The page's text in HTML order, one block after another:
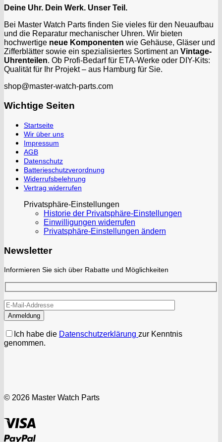
Deine Uhr. Dein Werk. Unser Teil.
Bei Master Watch Parts finden Sie vieles für den Neuaufbau
und die Reparatur mechanischer Uhren. Wir bieten
hochwertige neue Komponenten wie Gehäuse, Gläser und
Zifferblätter sowie ein spezialisiertes Sortiment an Vintage-
Uhrenteilen. Ob Profi-Bedarf für ETA-Werke oder DIY-Kits:
Qualität für Ihr Projekt – aus Hamburg für Sie.
shop@master-watch-parts.com
Wichtige Seiten
Startseite
Wir über uns
Impressum
AGB
Datenschutz
Batterieschutzverordnung
Widerrufsbelehrung
Vertrag widerrufen
Privatsphäre-Einstellungen
Historie der Privatsphäre-Einstellungen
Einwilligungen widerrufen
Privatsphäre-Einstellungen ändern
Newsletter
Informieren Sie sich über Rabatte und Möglichkeiten
Ich habe die Datenschutzerklärung zur Kenntnis
genommen.
© 2026 Master Watch Parts
PayPal